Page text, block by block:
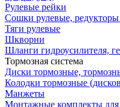
Рулевые рейки
Сошки рулевые, редукторы
Тяги рулевые
Шкворни
Шланги гидроусилителя,
Тормозная система
Диски тормозные,
Колодки тормозные
Манжеты
Монтажные комплекты